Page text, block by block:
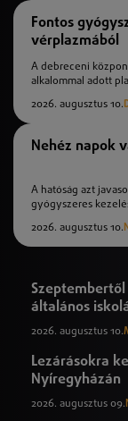
Fontos
vérplazmából
A debreceni
alkalommal adott
2026. augusztus 10.
Nehéz napok
A hatóság azt
gyógyszeres
2026. augusztus 10.
általános
2026. augusztus 10.
Lezárásokra
Nyíregyházán
2026. augusztus 09.